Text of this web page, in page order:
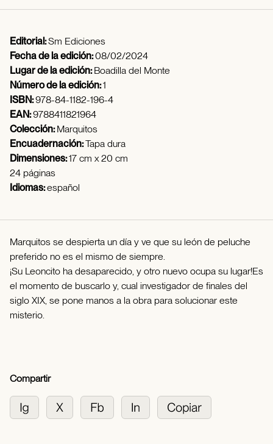
Editorial:Sm Ediciones
Fecha de la edición:08/02/2024
Lugar de la edición:Boadilla del Monte
Número de la edición:1
ISBN:978-84-1182-196-4
EAN:9788411821964
Colección:Marquitos
Encuadernación:Tapa dura
Dimensiones:17 cm x 20 cm
24 páginas
Idiomas:español
Marquitos se despierta un día y ve que su león de peluche
preferido no es el mismo de siempre.
¡Su Leoncito ha desaparecido, y otro nuevo ocupa su lugar!Es
el momento de buscarlo y, cual investigador de finales del
siglo XIX, se pone manos a la obra para solucionar este
misterio.
Compartir